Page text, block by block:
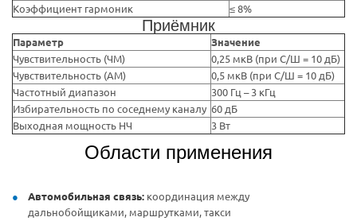
Коэффициент гармоник
≤ 8%
Приёмник
Параметр
Значение
Чувствительность (ЧМ)
0,25 мкВ (при С/Ш = 10 дБ)
Чувствительность (АМ)
0,5 мкВ (при С/Ш = 10 дБ)
Частотный диапазон
300 Гц – 3 кГц
Избирательность по соседнему каналу 60 дБ
Выходная мощность НЧ
3 Вт
Области применения
Автомобильная связь: координация между
дальнобойщиками, маршрутками, такси